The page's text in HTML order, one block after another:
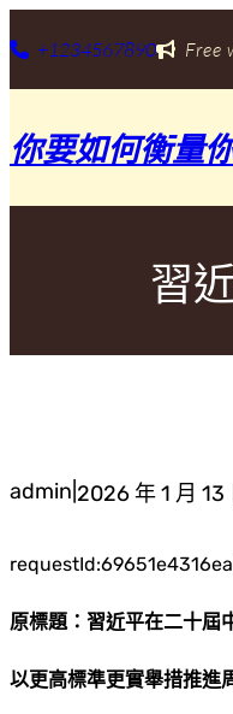
至
要
容
+1234567890 Free
你要如何衡量
習
admin 2026 年 1 月 13
原標題：習近平在二十屆
以更高標準更實舉措推進